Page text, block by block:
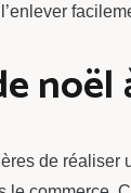
noël
de